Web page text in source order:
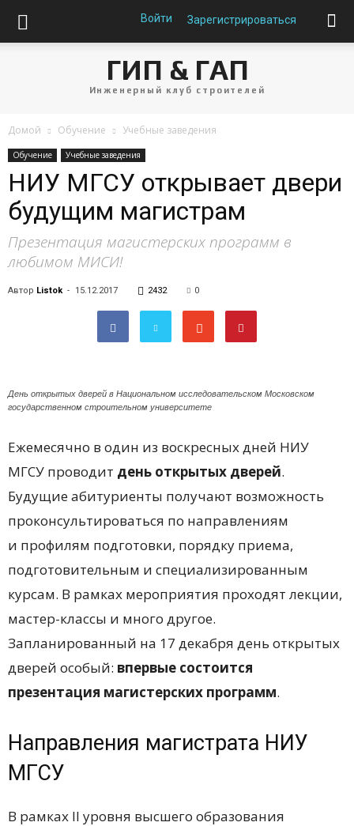
Войти Зарегистрироваться
ГИП & ГАП
Инженерный клуб строителей
Домой Обучение Учебные заведения
Обучение Учебные заведения
НИУ МГСУ открывает двери
будущим магистрам
Презентация магистерских программ в
любимом МИСИ!
Автор Listok - 15.12.2017 2432 0
День открытых дверей в Национальном исследовательском Московском
государственном строительном университете
Ежемесячно в один из воскресных дней НИУ
МГСУ проводит день открытых дверей.
Будущие абитуриенты получают возможность
проконсультироваться по направлениям
и профилям подготовки, порядку приема,
подготовительным и специализированным
курсам. В рамках мероприятия проходят лекции,
мастер-классы и много другое.
Запланированный на 17 декабря день открытых
дверей особый: впервые состоится
презентация магистерских программ.
Направления магистрата НИУ
МГСУ
В рамках II уровня высшего образования